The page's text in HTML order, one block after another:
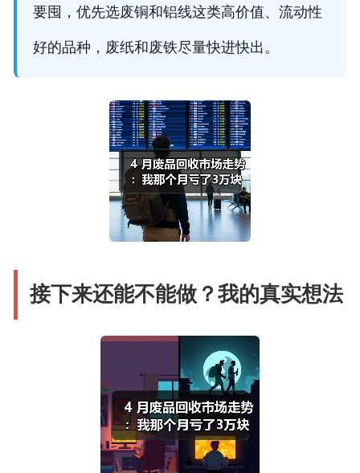
要囤，优先选废铜和铝线这类高价值、流动性
好的品种，废纸和废铁尽量快进快出。
接下来还能不能做？我的真实想法